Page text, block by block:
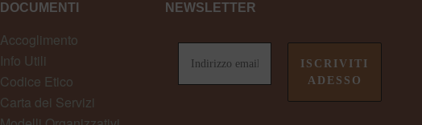
DOCUMENTI
Accoglimento
Info Utili
Codice Etico
Carta dei Servizi
NEWSLETTER